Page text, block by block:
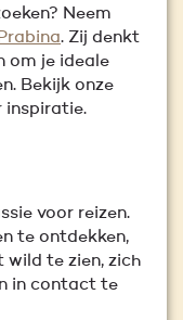
Neem
. Zij denkt
om je ideale
Bekijk onze
inspiratie.
voor reizen.
te ontdekken,
wild te zien, zich
in contact te